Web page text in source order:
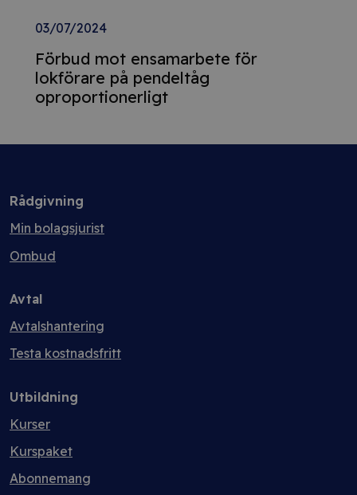
03/07/2024
Förbud mot ensamarbete för
lokförare på pendeltåg
oproportionerligt
Rådgivning
Min bolagsjurist
Ombud
Avtal
Avtalshantering
Testa kostnadsfritt
Utbildning
Kurser
Kurspaket
Abonnemang